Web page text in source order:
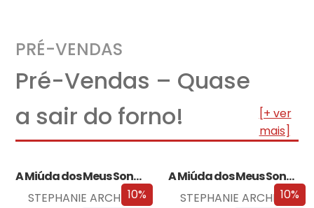
PRÉ-VENDAS
Pré-Vendas – Quase
a sair do forno!
[+ ver
mais]
10%
A Miúda dos Meus Sonhos
STEPHANIE ARCHER
10%
A Miúda dos Meus Sonhos – Edição…
STEPHANIE ARCHER